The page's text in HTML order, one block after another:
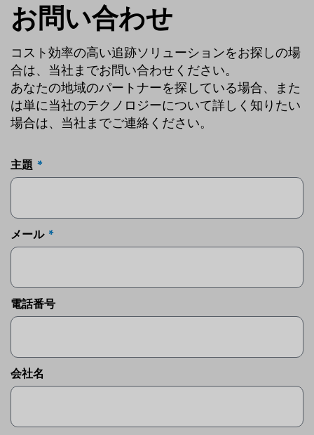
お問い合わせ
コスト効率の高い追跡ソリューションをお探しの場
合は、当社までお問い合わせください。
あなたの地域のパートナーを探している場合、また
は単に当社のテクノロジーについて詳しく知りたい
場合は、当社までご連絡ください。
主題
メール
電話番号
会社名